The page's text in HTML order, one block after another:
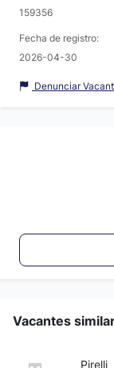
159356
Fecha de registro:
2026-04-30
Denunciar
Vacantes
Pirelli